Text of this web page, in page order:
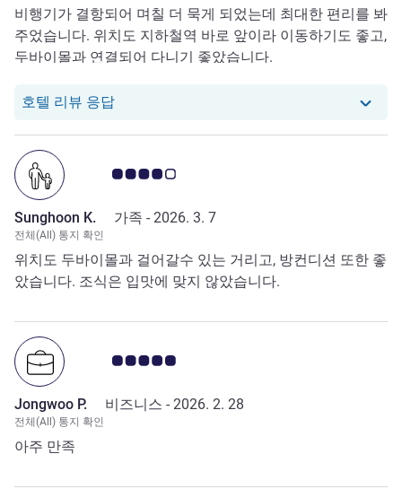
비행기가 결항되어 며칠 더 묵게 되었는데 최대한 편리를 봐
주었습니다. 위치도 지하철역 바로 앞이라 이동하기도 좋고,
두바이몰과 연결되어 다니기 좋았습니다.
호텔 리뷰 응답당 호텔에서는 Soonyoung J.로부터의 리뷰
고객 평점 4.0/5
Sunghoon K. 가족 - 2026. 3. 7
전체(All) 통지 확인
위치도 두바이몰과 걸어갈수 있는 거리고, 방컨디션 또한 좋
았습니다. 조식은 입맛에 맞지 않았습니다.
고객 평점 5.0/5
Jongwoo P. 비즈니스 - 2026. 2. 28
전체(All) 통지 확인
아주 만족